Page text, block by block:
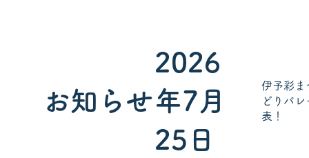
伊予彩ま
どりパ
表！
2026
年7月
25日
お知らせ